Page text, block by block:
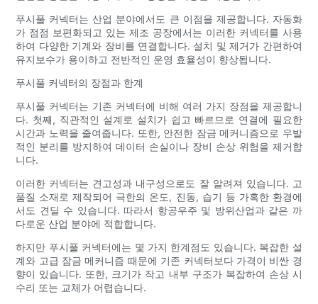
푸시풀 커넥터는 산업 분야에서도 큰 이점을 제공합니다. 자동화
가 점점 보편화되고 있는 제조 공장에서는 이러한 커넥터를 사용
하여 다양한 기계와 장비를 연결합니다. 설치 및 제거가 간편하여
유지보수가 용이하고 전반적인 운영 효율성이 향상됩니다.
푸시풀 커넥터의 장점과 한계
푸시풀 커넥터는 기존 커넥터에 비해 여러 가지 장점을 제공합니
다. 첫째, 직관적인 설계로 설치가 쉽고 빠르므로 연결에 필요한
시간과 노력을 줄여줍니다. 또한, 안전한 잠금 메커니즘으로 우발
적인 분리를 방지하여 데이터 손실이나 장비 손상 위험을 제거합
니다.
이러한 커넥터는 견고성과 내구성으로도 잘 알려져 있습니다. 고
품질 소재로 제작되어 극한의 온도, 진동, 습기 등 가혹한 환경에
서도 견딜 수 있습니다. 따라서 항공우주 및 방위산업과 같은 까
다로운 산업 분야에 적합합니다.
하지만 푸시풀 커넥터에는 몇 가지 한계점도 있습니다. 복잡한 설
계와 고급 잠금 메커니즘 때문에 기존 커넥터보다 가격이 비싼 경
향이 있습니다. 또한, 크기가 작고 내부 구조가 복잡하여 손상 시
수리 또는 교체가 어렵습니다.